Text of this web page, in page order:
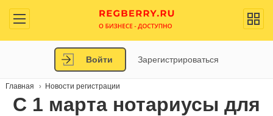
Войти Зарегистрироваться
Главная Новости регистрации
С 1 марта нотариусы для